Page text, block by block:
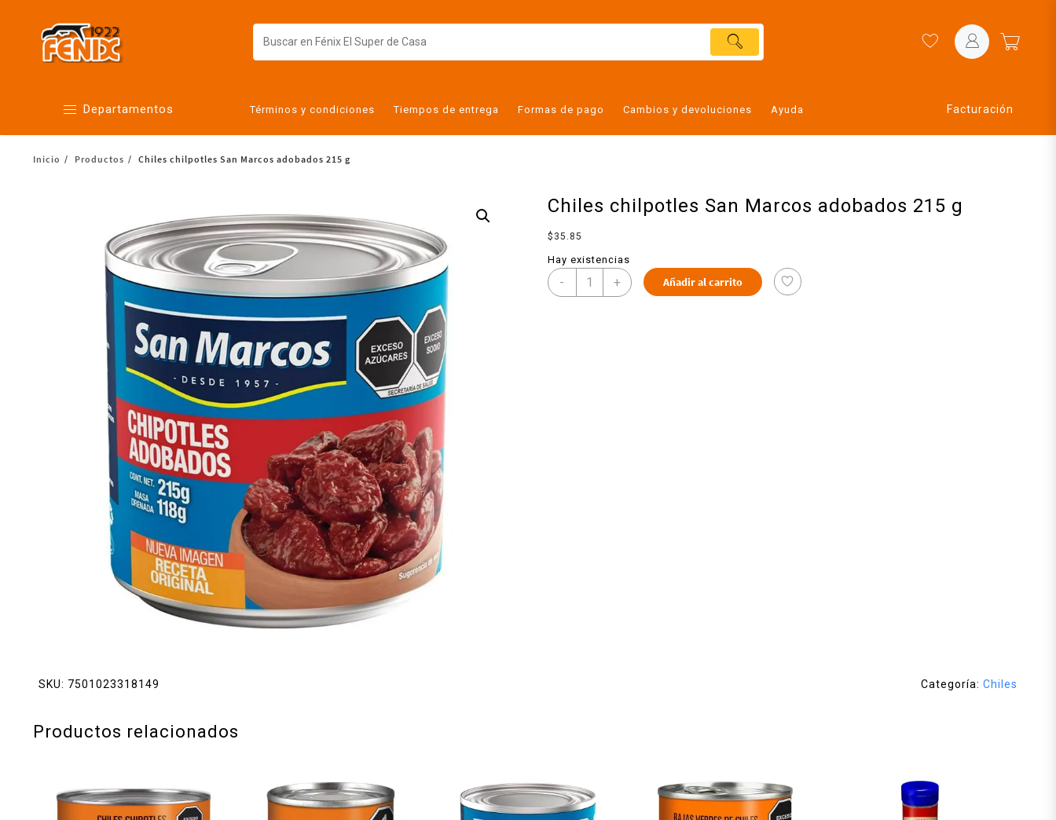
Departamentos
Alimentos
Botanas y bebidas
Cuidado de la ropa
Cuidado personal
Limpieza del hogar
Mascotas
Pan de la casa
Preciasos
Salchichonería
Términos y condiciones Tiempos de entrega Formas de pago Cambios y devoluciones Ayuda Facturación
Inicio Productos Chiles chilpotles San Marcos adobados 215 g
Chiles chilpotles San Marcos adobados 215 g
$ 35.85
Hay existencias
- + Añadir al carrito
SKU: 7501023318149 Categoría: Chiles
Productos relacionados